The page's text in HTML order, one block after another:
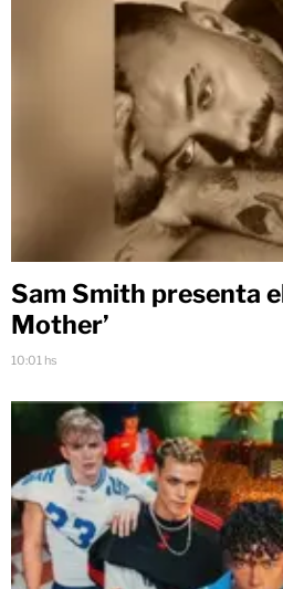
Sam Smith presenta
Mother’
10:01 hs